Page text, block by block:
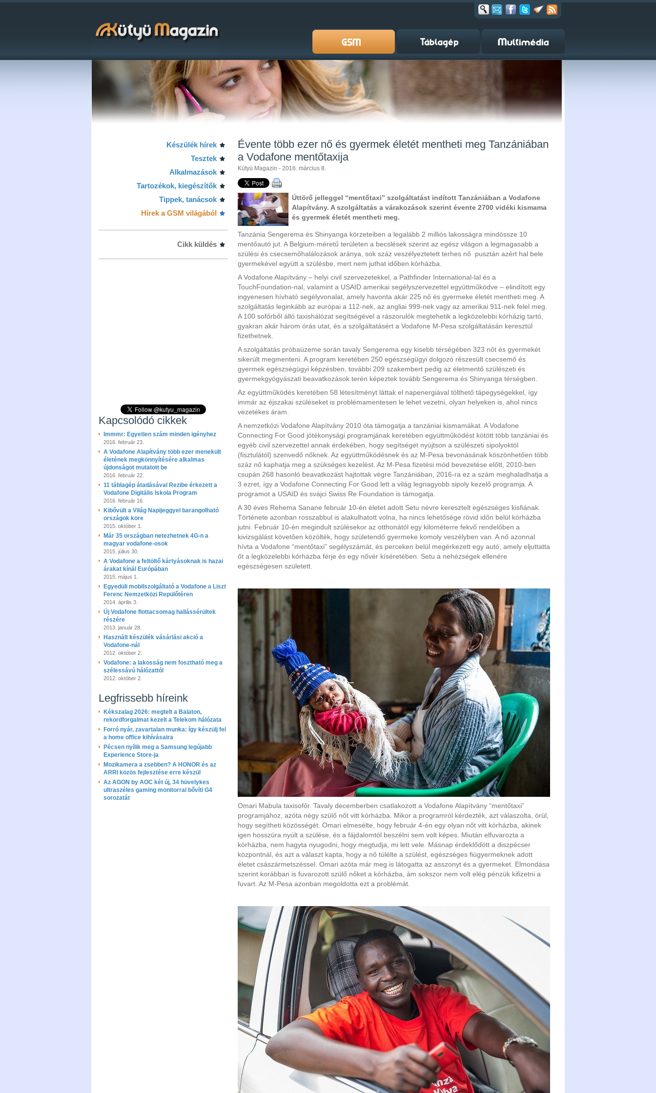
Készülék hírek
Tesztek
Alkalmazások
Tartozékok, kiegészítők
Tippek, tanácsok
Hírek a GSM világából
Cikk küldés
Kapcsolódó cikkek
Immmr: Egyetlen szám minden igényhez
2016. február 23.
A Vodafone Alapítvány több ezer menekült
életének megkönnyítésére alkalmas
újdonságot mutatott be
2016. február 22.
11 táblagép átadásával Rezibe érkezett a
Vodafone Digitális Iskola Program
2016. február 16.
Kibővült a Világ Napijeggyel barangolható
országok köre
2015. október 1.
Már 35 országban netezhetnek 4G-n a
magyar vodafone-osok
2015. július 30.
A Vodafone a feltöltő kártyásoknak is hazai
árakat kínál Európában
2015. május 1.
Egyedüli mobilszolgáltató a Vodafone a Liszt
Ferenc Nemzetközi Repülőtéren
2014. április 3.
Új Vodafone flottacsomag hallássérültek
részére
2013. január 28.
Használt készülék vásárlási akció a
Vodafone-nál
2012. október 2.
Vodafone: a lakosság nem fosztható meg a
szélessávú hálózattól
2012. október 2.
Legfrissebb híreink
Kékszalag 2026: megtelt a Balaton,
rekordforgalmat kezelt a Telekom hálózata
Forró nyár, zavartalan munka: így készülj fel
a home office kihívásaira
Pécsen nyílik meg a Samsung legújabb
Experience Store-ja
Mozikamera a zsebben? A HONOR és az
ARRI közös fejlesztése erre készül
Az AGON by AOC két új, 34 hüvelykes
ultraszéles gaming monitorral bővíti G4
sorozatát
Évente több ezer nő és gyermek életét mentheti meg Tanzániában
a Vodafone mentőtaxija
Kütyü Magazin - 2016. március 8.
Úttörő jelleggel “mentőtaxi” szolgáltatást indított Tanzániában a Vodafone
Alapítvány. A szolgáltatás a várakozások szerint évente 2700 vidéki kismama
és gyermek életét mentheti meg.
Tanzánia Sengerema és Shinyanga körzeteiben a legalább 2 milliós lakosságra mindössze 10
mentőautó jut. A Belgium-méretű területen a becslések szerint az egész világon a legmagasabb a
szülési és csecsemőhalálozások aránya, sok száz veszélyeztetett terhes nő pusztán azért hal bele
gyermekével együtt a szülésbe, mert nem juthat időben kórházba.
A Vodafone Alapítvány – helyi civil szervezetekkel, a Pathfinder International-lal és a
TouchFoundation-nal, valamint a USAID amerikai segélyszervezettel együttműködve – elindított egy
ingyenesen hívható segélyvonalat, amely havonta akár 225 nő és gyermeke életét mentheti meg. A
szolgáltatás leginkább az európai a 112-nek, az angliai 999-nek vagy az amerikai 911-nek felel meg.
A 100 sofőrből álló taxishálózat segítségével a rászorulók megtehetik a legközelebbi kórházig tartó,
gyakran akár három órás utat, és a szolgáltatásért a Vodafone M-Pesa szolgáltatásán keresztül
fizethetnek.
A szolgáltatás próbaüzeme során tavaly Sengerema egy kisebb térségében 323 nőt és gyermekét
sikerült megmenteni. A program keretében 250 egészségügyi dolgozó részesült csecsemő és
gyermek egészségügyi képzésben, további 209 szakembert pedig az életmentő szülészeti és
gyermekgyógyászati beavatkozások terén képeztek tovább Sengerema és Shinyanga térségben.
Az együttműködés keretében 58 létesítményt láttak el napenergiával tölthető tápegységekkel, így
immár az éjszakai szüléseket is problémamentesen le lehet vezetni, olyan helyeken is, ahol nincs
vezetékes áram.
A nemzetközi Vodafone Alapítvány 2010 óta támogatja a tanzániai kismamákat. A Vodafone
Connecting For Good jótékonysági programjának keretében együttműködést kötött több tanzániai és
egyéb civil szervezettel annak érdekében, hogy segítséget nyújtson a szülészeti sipolyoktól
(fisztulától) szenvedő nőknek. Az együttműködésnek és az M-Pesa bevonásának köszönhetően több
száz nő kaphatja meg a szükséges kezelést. Az M-Pesa fizetési mód bevezetése előtt, 2010-ben
csupán 268 hasonló beavatkozást hajtottak végre Tanzániában, 2016-ra ez a szám meghaladhatja a
3 ezret, így a Vodafone Connecting For Good lett a világ legnagyobb sipoly kezelő programja. A
programot a USAID és svájci Swiss Re Foundation is támogatja.
A 30 éves Rehema Sanane február 10-én életet adott Setu névre keresztelt egészséges kisfiának.
Története azonban rosszabbul is alakulhatott volna, ha nincs lehetősége rövid időn belül kórházba
jutni. Február 10-én megindult szülésekor az otthonától egy kilométerre fekvő rendelőben a
kivizsgálást követően közölték, hogy születendő gyermeke komoly veszélyben van. A nő azonnal
hívta a Vodafone “mentőtaxi” segélyszámát, és perceken belül megérkezett egy autó, amely eljuttatta
őt a legközelebbi kórházba férje és egy nővér kíséretében. Setu a nehézségek ellenére
egészségesen született.
Omari Mabula taxisofőr. Tavaly decemberben csatlakozott a Vodafone Alapítvány “mentőtaxi”
programjához, azóta négy szülő nőt vitt kórházba. Mikor a programról kérdezték, azt válaszolta, örül,
hogy segítheti közösségét. Omari elmesélte, hogy február 4-én egy olyan nőt vitt kórházba, akinek
igen hosszúra nyúlt a szülése, és a fájdalomtól beszélni sem volt képes. Miután elfuvarozta a
kórházba, nem hagyta nyugodni, hogy megtudja, mi lett vele. Másnap érdeklődött a diszpécser
központnál, és azt a választ kapta, hogy a nő túlélte a szülést, egészséges fiúgyermeknek adott
életet császármetszéssel. Omari azóta már meg is látogatta az asszonyt és a gyermeket. Elmondása
szerint korábban is fuvarozott szülő nőket a kórházba, ám sokszor nem volt elég pénzük kifizetni a
fuvart. Az M-Pesa azonban megoldotta ezt a problémát.